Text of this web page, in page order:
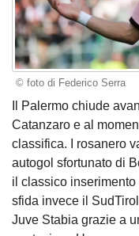
© foto di Federico Serra
Il Palermo chiude
Catanzaro e al
classifica. I rosanero
autogol sfortunato di
il classico inserimento
sfida invece il
Juve Stabia grazie a